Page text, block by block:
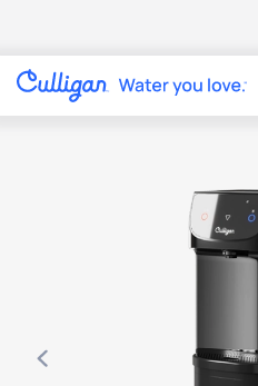
Use arrow keys to navigate